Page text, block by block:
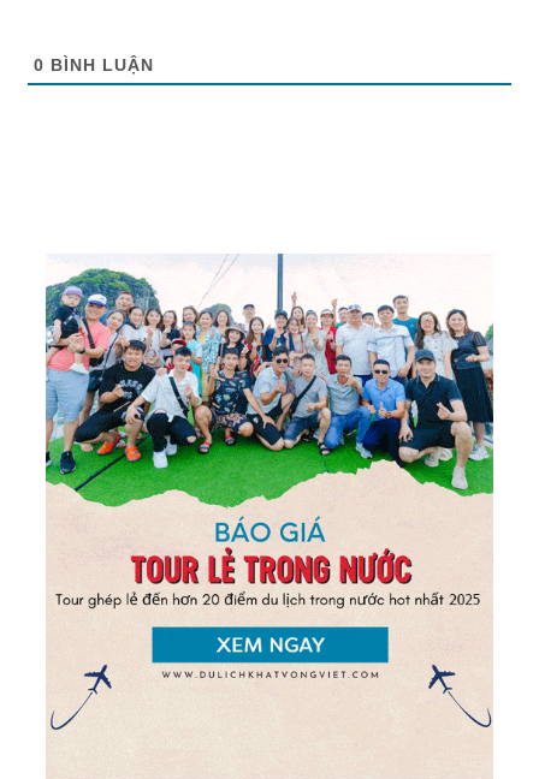
0 BÌNH LUẬN